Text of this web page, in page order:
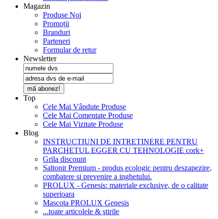
Magazin
Produse Noi
Promoții
Branduri
Parteneri
Formular de retur
Newsletter
mă abonez!
Top
Cele Mai Vândute Produse
Cele Mai Comentate Produse
Cele Mai Vizitate Produse
Blog
INSTRUCTIUNI DE INTRETINERE PENTRU
PARCHETUL EGGER CU TEHNOLOGIE cork+
Grila discount
Saltonit Premium - produs ecologic pentru deszapezire,
combatere si prevenire a inghetului.
PROLUX - Genesis: materiale exclusive, de o calitate
superioara
Mascota PROLUX Genesis
...toate articolele & ştirile